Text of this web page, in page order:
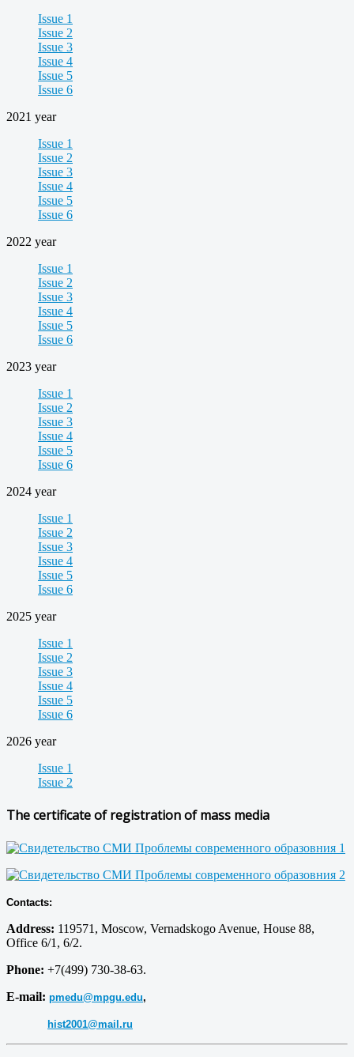
Issue 1
Issue 2
Issue 3
Issue 4
Issue 5
Issue 6
2021 year
Issue 1
Issue 2
Issue 3
Issue 4
Issue 5
Issue 6
2022 year
Issue 1
Issue 2
Issue 3
Issue 4
Issue 5
Issue 6
2023 year
Issue 1
Issue 2
Issue 3
Issue 4
Issue 5
Issue 6
2024 year
Issue 1
Issue 2
Issue 3
Issue 4
Issue 5
Issue 6
2025 year
Issue 1
Issue 2
Issue 3
Issue 4
Issue 5
Issue 6
2026 year
Issue 1
Issue 2
The certificate of registration of mass media
Contacts:
Address: 119571, Moscow, Vernadskogo Avenue, House 88,
Office 6/1, 6/2.
Phone: +7(499) 730-38-63.
E-mail: pmedu@mpgu.edu,
hist2001@mail.ru